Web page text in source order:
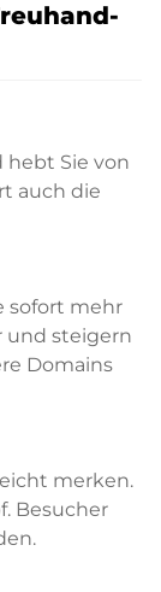
hebt Sie von
auch die
sofort mehr
und steigern
Domains
merken.
Besucher